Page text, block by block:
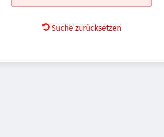
Suche zurücksetzen